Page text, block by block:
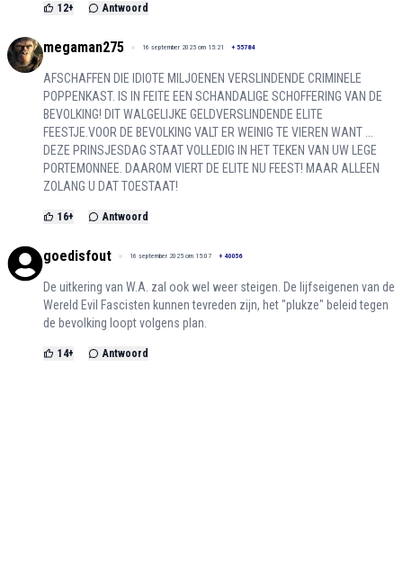
12+ Antwoord
megaman275 16 september 2025 om 15:21 + 55784
AFSCHAFFEN DIE IDIOTE MILJOENEN VERSLINDENDE CRIMINELE
POPPENKAST. IS IN FEITE EEN SCHANDALIGE SCHOFFERING VAN DE
BEVOLKING! DIT WALGELIJKE GELDVERSLINDENDE ELITE
FEESTJE.VOOR DE BEVOLKING VALT ER WEINIG TE VIEREN WANT ...
DEZE PRINSJESDAG STAAT VOLLEDIG IN HET TEKEN VAN UW LEGE
PORTEMONNEE. DAAROM VIERT DE ELITE NU FEEST! MAAR ALLEEN
ZOLANG U DAT TOESTAAT!
16+ Antwoord
goedisfout 16 september 2025 om 15:07 + 40056
De uitkering van W.A. zal ook wel weer steigen. De lijfseigenen van de
Wereld Evil Fascisten kunnen tevreden zijn, het "plukze" beleid tegen
de bevolking loopt volgens plan.
14+ Antwoord